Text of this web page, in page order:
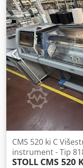
CMS 520 ki C
instrument - Tip
STOLL CMS 520